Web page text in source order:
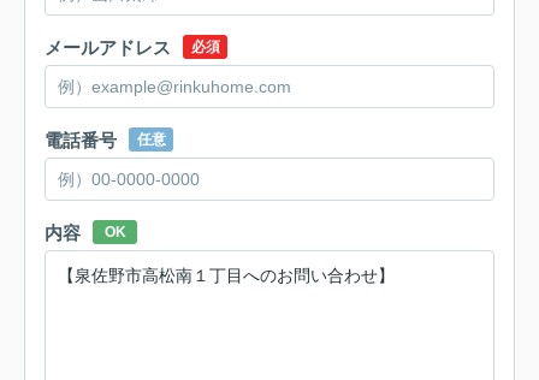
メールアドレス 必須
電話番号 任意
内容 OK